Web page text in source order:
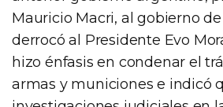
Mauricio Macri, al gobierno
derrocó al Presidente Evo
hizo énfasis en condenar el
armas y municiones e indicó